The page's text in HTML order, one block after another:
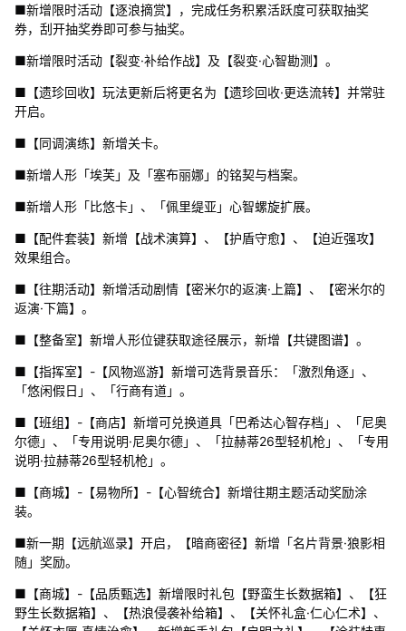
■新增限时活动【逐浪摘赏】，完成任务积累活跃度可获取抽奖
券，刮开抽奖券即可参与抽奖。
■新增限时活动【裂变·补给作战】及【裂变·心智勘测】。
■【遗珍回收】玩法更新后将更名为【遗珍回收·更迭流转】并常驻
开启。
■【同调演练】新增关卡。
■新增人形「埃芙」及「塞布丽娜」的铭契与档案。
■新增人形「比悠卡」、「佩里缇亚」心智螺旋扩展。
■【配件套装】新增【战术演算】、【护盾守愈】、【迫近强攻】
效果组合。
■【往期活动】新增活动剧情【密米尔的返演·上篇】、【密米尔的
返演·下篇】。
■【整备室】新增人形位键获取途径展示，新增【共键图谱】。
■【指挥室】-【风物巡游】新增可选背景音乐：「激烈角逐」、
「悠闲假日」、「行商有道」。
■【班组】-【商店】新增可兑换道具「巴希达心智存档」、「尼奥
尔德」、「专用说明·尼奥尔德」、「拉赫蒂26型轻机枪」、「专用
说明·拉赫蒂26型轻机枪」。
■【商城】-【易物所】-【心智统合】新增往期主题活动奖励涂
装。
■新一期【远航巡录】开启，【暗商密径】新增「名片背景·狼影相
随」奖励。
■【商城】-【品质甄选】新增限时礼包【野蛮生长数据箱】、【狂
野生长数据箱】、【热浪侵袭补给箱】、【关怀礼盒·仁心仁术】、